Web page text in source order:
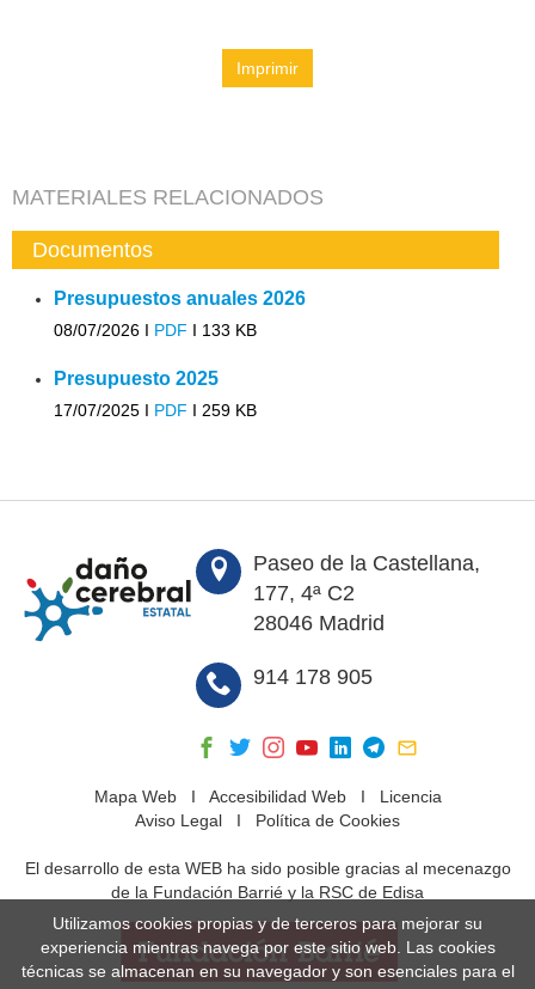
Imprimir
MATERIALES RELACIONADOS
Documentos
Presupuestos anuales 2026
08/07/2026 I PDF I 133 KB
Presupuesto 2025
17/07/2025 I PDF I 259 KB
Paseo de la Castellana,
177, 4ª C2
28046 Madrid
914 178 905
Mapa WebI Accesibilidad WebI Licencia
Aviso Legal I Política de Cookies
El desarrollo de esta WEB ha sido posible gracias al mecenazgo
de la Fundación Barrié y la RSC de Edisa
Utilizamos cookies propias y de terceros para mejorar su
experiencia mientras navega por este sitio web. Las cookies
técnicas se almacenan en su navegador y son esenciales para el